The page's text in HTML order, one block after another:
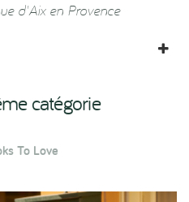
d'Aix en Provence
catégorie
To Love